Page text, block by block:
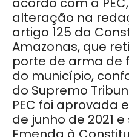
alteração na
artigo 125 da
Amazonas, que
porte de arma de
do município,
do Supremo
PEC foi aprovada
de junho de 2021